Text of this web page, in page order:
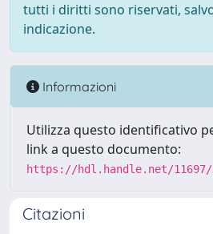
tutti i diritti sono riservati,
indicazione.
Informazioni
Utilizza questo identificativo
link a questo documento:
https://hdl.handle.net/11697/
Citazioni